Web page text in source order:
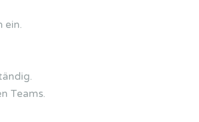
ein.
Teams.